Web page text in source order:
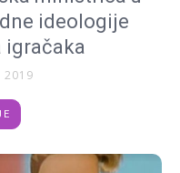
ideologije
igračaka
2019